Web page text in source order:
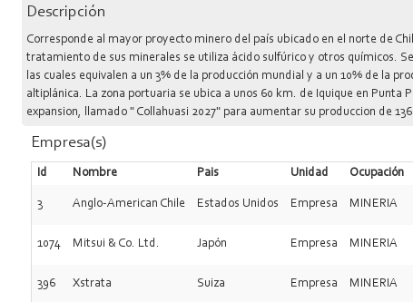
Descripción
Corresponde al mayor proyecto minero del país ubicado en el norte de
tratamiento de sus minerales se utiliza ácido sulfúrico y otros químicos.
las cuales equivalen a un 3% de la producción mundial y a un 10% de la
altiplánica. La zona portuaria se ubica a unos 60 km. de Iquique en
expansion, llamado " Collahuasi 2027" para aumentar su produccion de
Empresa(s)
Id Nombre Pais Unidad Ocupación
3 Anglo-American Chile Estados Unidos Empresa MINERIA
1074 Mitsui & Co. Ltd. Japón Empresa MINERIA
396 Xstrata Suiza Empresa MINERIA